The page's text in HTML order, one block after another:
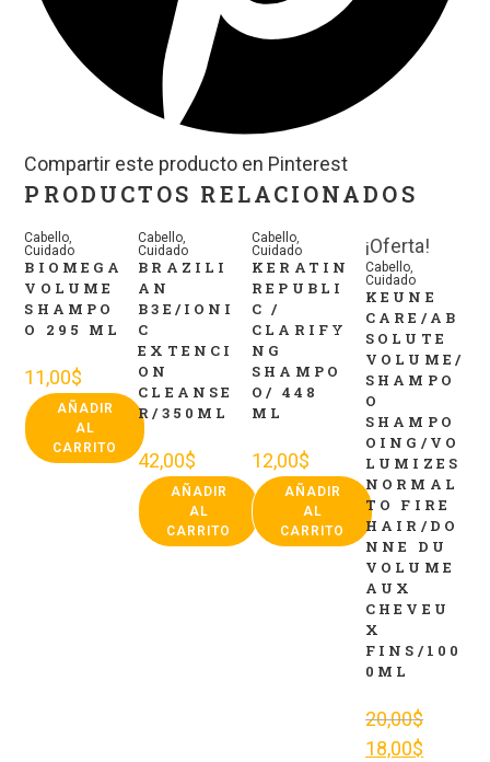
Compartir este producto en Pinterest
PRODUCTOS RELACIONADOS
Cabello,
Cuidado
BIOMEGA
VOLUME
SHAMPO
O 295 ML
11,00$
AÑADIR
AL
CARRITO
Cabello,
Cuidado
BRAZILI
AN
B3E/IONI
C
EXTENCI
ON
CLEANSE
R/350ML
42,00$
AÑADIR
AL
CARRITO
Cabello,
Cuidado
KERATIN
REPUBLI
C /
CLARIFY
NG
SHAMPO
O/ 448
ML
12,00$
AÑADIR
AL
CARRITO
¡Oferta!
Cabello,
Cuidado
KEUNE
CARE/AB
SOLUTE
VOLUME/
SHAMPO
O
SHAMPO
OING/VO
LUMIZES
NORMAL
TO FIRE
HAIR/DO
NNE DU
VOLUME
AUX
CHEVEU
X
FINS/100
0ML
20,00$
18,00$